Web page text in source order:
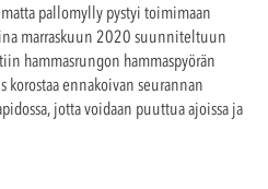
pallomylly pystyi toimimaan
marraskuun 2020 suunniteltuun
hammasrungon hammaspyörän
korostaa ennakoivan seurannan
jotta voidaan puuttua ajoissa ja